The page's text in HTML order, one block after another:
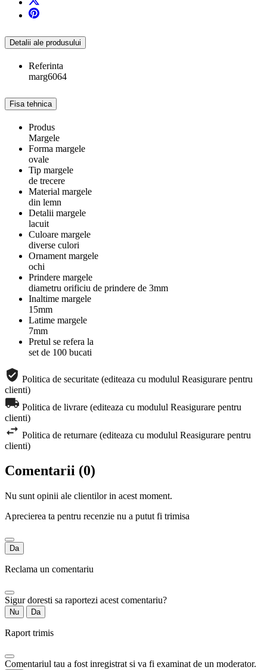
Detalii ale produsului
Referinta
marg6064
Fisa tehnica
Produs
Margele
Forma margele
ovale
Tip margele
de trecere
Material margele
din lemn
Detalii margele
lacuit
Culoare margele
diverse culori
Ornament margele
ochi
Prindere margele
diametru orificiu de prindere de 3mm
Inaltime margele
15mm
Latime margele
7mm
Pretul se refera la
set de 100 bucati
Politica de securitate (editeaza cu modulul Reasigurare pentru
clienti)
Politica de livrare (editeaza cu modulul Reasigurare pentru
clienti)
Politica de returnare (editeaza cu modulul Reasigurare pentru
clienti)
Comentarii (0)
Nu sunt opinii ale clientilor in acest moment.
Aprecierea ta pentru recenzie nu a putut fi trimisa
Da
Reclama un comentariu
Sigur doresti sa raportezi acest comentariu?
Nu Da
Raport trimis
Comentariul tau a fost inregistrat si va fi examinat de un moderator.